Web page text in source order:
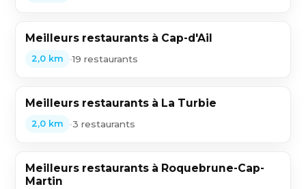
Meilleurs restaurants à Cap-d'Ail
2,0 km •19 restaurants
Meilleurs restaurants à La Turbie
2,0 km •3 restaurants
Meilleurs restaurants à Roquebrune-Cap-
Martin